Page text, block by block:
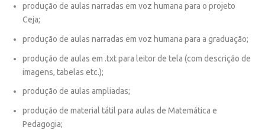
produção de aulas narradas em voz humana para o projeto
Ceja;
produção de aulas narradas em voz humana para a graduação;
produção de aulas em .txt para leitor de tela (com descrição de
imagens, tabelas etc.);
produção de aulas ampliadas;
produção de material tátil para aulas de Matemática e
Pedagogia;